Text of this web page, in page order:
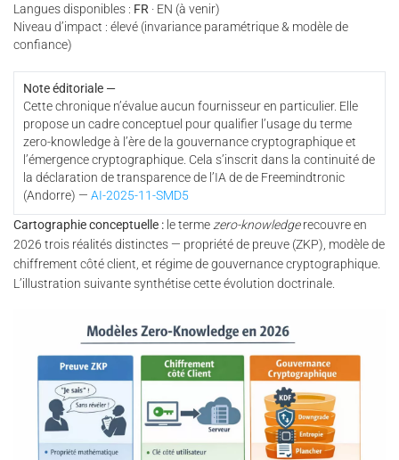
Langues disponibles : FR · EN (à venir)
Niveau d’impact : élevé (invariance paramétrique & modèle de
confiance)
Note éditoriale —
Cette chronique n’évalue aucun fournisseur en particulier. Elle
propose un cadre conceptuel pour qualifier l’usage du terme
zero-knowledge à l’ère de la gouvernance cryptographique et
l’émergence cryptographique. Cela s’inscrit dans la continuité de
la déclaration de transparence de l’IA de de Freemindtronic
(Andorre) — AI-2025-11-SMD5
Cartographie conceptuelle : le terme zero-knowledgerecouvre en
2026 trois réalités distinctes — propriété de preuve (ZKP), modèle de
chiffrement côté client, et régime de gouvernance cryptographique.
L’illustration suivante synthétise cette évolution doctrinale.